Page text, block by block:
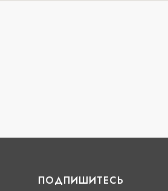
ПОДПИШИТЕСЬ